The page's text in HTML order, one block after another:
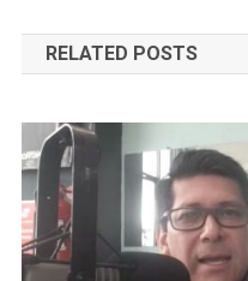
de
entradas
RELATED POSTS